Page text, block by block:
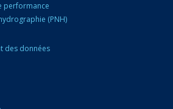
performance
(PNH)
des données